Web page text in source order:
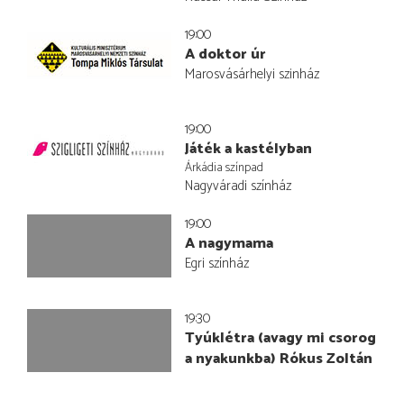
19:00
A doktor úr
Marosvásárhelyi szinház
19:00
Játék a kastélyban
Árkádia színpad
Nagyváradi színház
19:00
A nagymama
Egri színház
19:30
Tyúklétra (avagy mi csorog
a nyakunkba) Rókus Zoltán